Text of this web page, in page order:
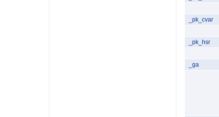
_pk_cvar
_pk_hsr
_ga